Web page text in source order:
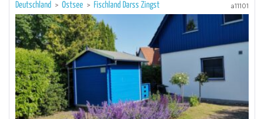
Deutschland > Ostsee > Fischland Darss Zingst a11101